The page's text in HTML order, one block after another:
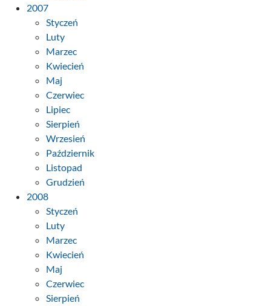
2007
Styczeń
Luty
Marzec
Kwiecień
Maj
Czerwiec
Lipiec
Sierpień
Wrzesień
Październik
Listopad
Grudzień
2008
Styczeń
Luty
Marzec
Kwiecień
Maj
Czerwiec
Sierpień